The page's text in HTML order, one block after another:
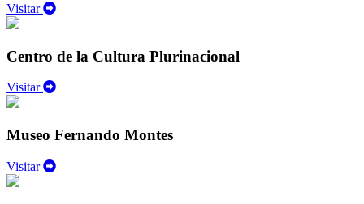
Visitar
Centro de la Cultura Plurinacional
Visitar
Museo Fernando Montes
Visitar